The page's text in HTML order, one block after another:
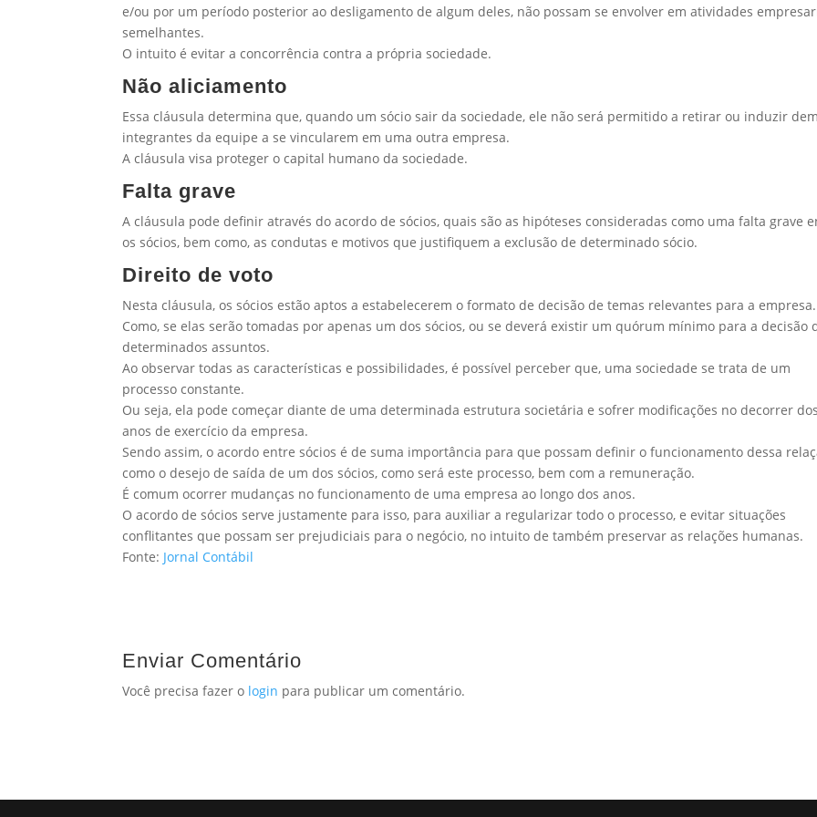
e/ou por um período posterior ao desligamento de algum deles, não possam se envolver em atividades
semelhantes.
O intuito é evitar a concorrência contra a própria sociedade.
Não aliciamento
Essa cláusula determina que, quando um sócio sair da sociedade, ele não será permitido a retirar ou induzir
integrantes da equipe a se vincularem em uma outra empresa.
A cláusula visa proteger o capital humano da sociedade.
Falta grave
A cláusula pode definir através do acordo de sócios, quais são as hipóteses consideradas como uma falta grave
os sócios, bem como, as condutas e motivos que justifiquem a exclusão de determinado sócio.
Direito de voto
Nesta cláusula, os sócios estão aptos a estabelecerem o formato de decisão de temas relevantes para a empresa.
Como, se elas serão tomadas por apenas um dos sócios, ou se deverá existir um quórum mínimo para a decisão
determinados assuntos.
Ao observar todas as características e possibilidades, é possível perceber que, uma sociedade se trata de um
processo constante.
Ou seja, ela pode começar diante de uma determinada estrutura societária e sofrer modificações no decorrer dos
anos de exercício da empresa.
Sendo assim, o acordo entre sócios é de suma importância para que possam definir o funcionamento dessa
como o desejo de saída de um dos sócios, como será este processo, bem com a remuneração.
É comum ocorrer mudanças no funcionamento de uma empresa ao longo dos anos.
O acordo de sócios serve justamente para isso, para auxiliar a regularizar todo o processo, e evitar situações
conflitantes que possam ser prejudiciais para o negócio, no intuito de também preservar as relações humanas.
Fonte: Jornal Contábil
Enviar Comentário
Você precisa fazer o login para publicar um comentário.